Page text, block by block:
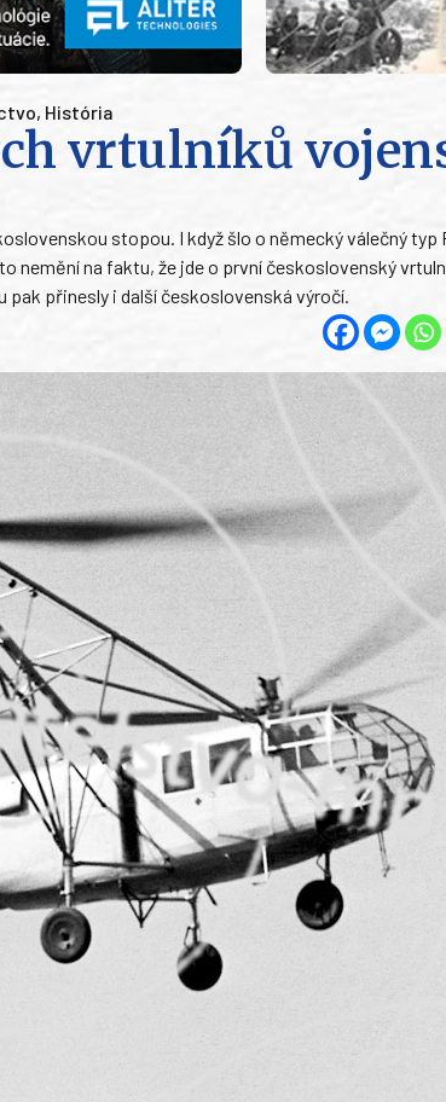
, História
vrtulníků
stopou. I když šlo o německý válečný typ
nemění na faktu, že jde o první československý
přinesly i další československá výročí.